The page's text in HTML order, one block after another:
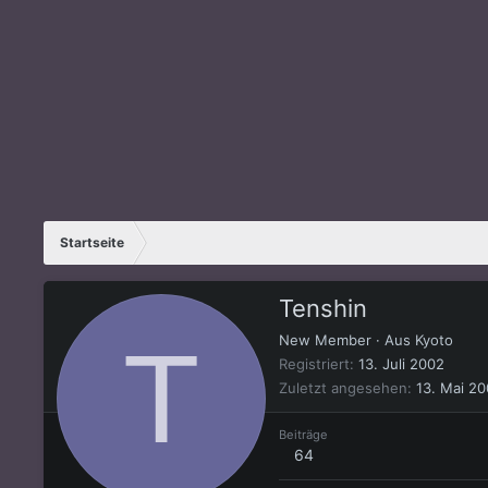
Startseite
T
Tenshin
New Member · Aus Kyoto
Registriert 13. Juli 2002
Zuletzt angesehen 13. Mai
Beiträge
64